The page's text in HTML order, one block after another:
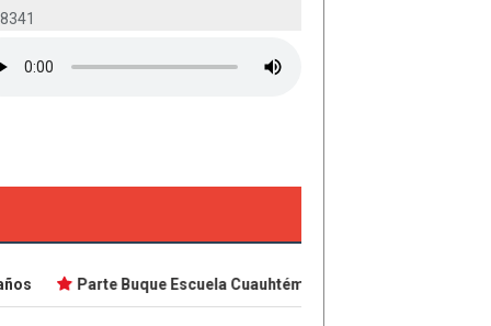
Parte Buque Escuela Cuauhtémoc en viaje de instrucción